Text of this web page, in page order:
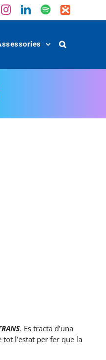
Instagram
LinkedIn
Spotify
IVoox
. Es tracta d’una
tot l’estat per fer que la